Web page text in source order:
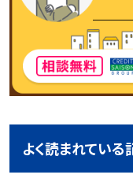
よく読まれている